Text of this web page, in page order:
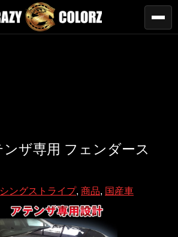
ザ専用 フェンダース
ングストライプ, 商品, 国産車